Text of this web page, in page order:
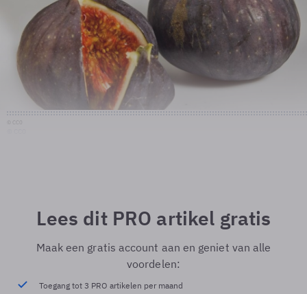
Lees dit PRO artikel gratis
Maak een gratis account aan en geniet van alle
voordelen:
Toegang tot 3 PRO artikelen per maand